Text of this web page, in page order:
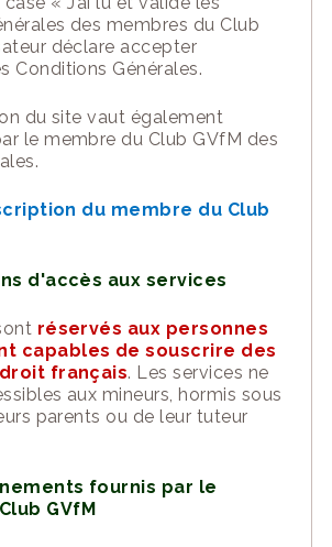
des membres du Club
déclare accepter
Conditions Générales.
dusite vaut également
lemembre du Club GVfM des
.
du membre du Club
d'accès aux services
réservés aux personnes
capables de souscrire des
français. Lesservices ne
aux mineurs, hormis sous
parents ou de leur tuteur
fournis par le
GVfM